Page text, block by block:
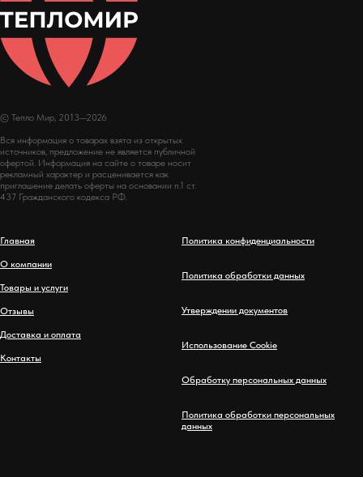
© Тепло Мир, 2013—2026
Вся информация о товарах взята из открытых
источников, предложение не является публичной
офертой. Информация на сайте о товаре носит
рекламный характер и расценивается как
приглашение делать оферты на основании п.1 ст.
437 Гражданского кодекса РФ.
Главная
О компании
Товары и услуги
Отзывы
Доставка и оплата
Контакты
Политика конфиденциальности
Политика обработки данных
Утверждении документов
Использование Cookie
Обработку персональных данных
Политика обработки персональных
данных